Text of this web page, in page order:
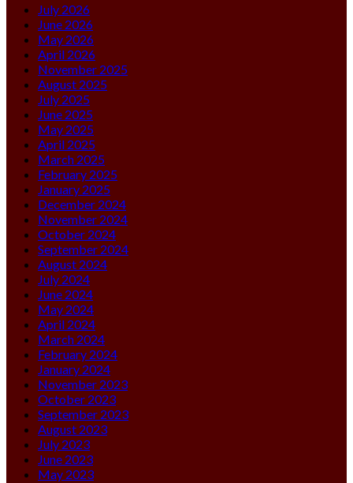
July 2026
June 2026
May 2026
April 2026
November 2025
August 2025
July 2025
June 2025
May 2025
April 2025
March 2025
February 2025
January 2025
December 2024
November 2024
October 2024
September 2024
August 2024
July 2024
June 2024
May 2024
April 2024
March 2024
February 2024
January 2024
November 2023
October 2023
September 2023
August 2023
July 2023
June 2023
May 2023